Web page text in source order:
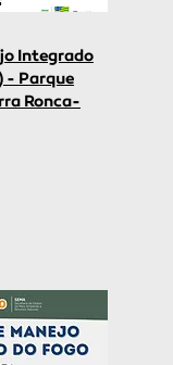
Integrado
- Parque
Ronca-